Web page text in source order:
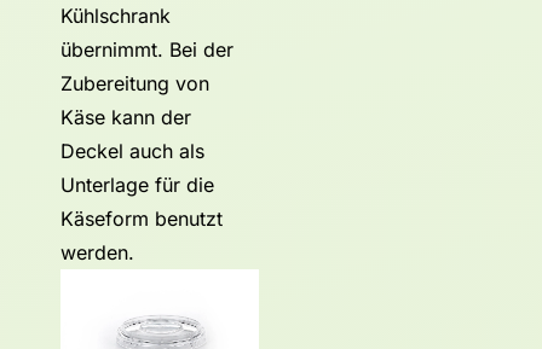
Kühlschrank
übernimmt. Bei der
Zubereitung von
Käse kann der
Deckel auch als
Unterlage für die
Käseform benutzt
werden.